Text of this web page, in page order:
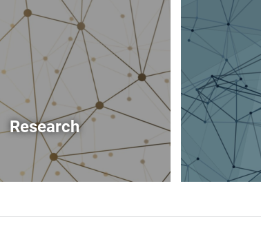
Research